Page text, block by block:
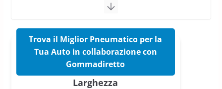
confermano il salto tecnico del
Pirelli P Zero Trofeo RS: per
Tyre Reviews è la gomma semi-
slick da battere
Trova il Miglior Pneumatico per la
Tua Auto in collaborazione con
Gommadiretto
Larghezza